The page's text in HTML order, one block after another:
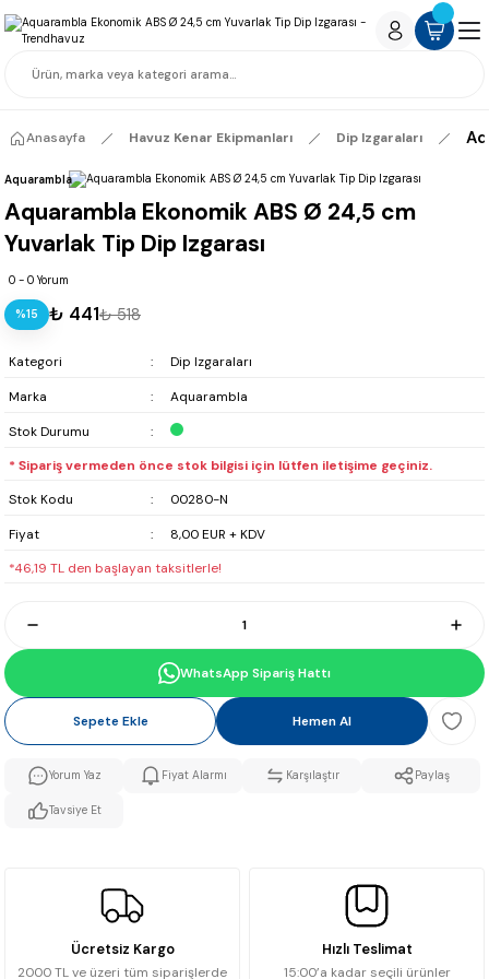
Anasayfa Havuz Kenar Ekipmanları Dip Izgaraları
Aquarambla
Aquarambla Ekonomik ABS Ø 24,5 cm
Yuvarlak Tip Dip Izgarası
0 - 0 Yorum
%15 ₺ 441₺ 518
Kategori
Dip Izgaraları
Marka
Aquarambla
Stok Durumu
* Sipariş vermeden önce stok bilgisi için lütfen iletişime geçiniz.
Stok Kodu
00280-N
Fiyat
8,00 EUR + KDV
*46,19 TL den başlayan taksitlerle!
WhatsApp Sipariş Hattı
Sepete Ekle Hemen Al
Yorum Yaz Fiyat Alarmı Karşılaştır Paylaş
Tavsiye Et
Ücretsiz Kargo
2000 TL ve üzeri tüm siparişlerde
Hızlı Teslimat
15:00’a kadar seçili ürünler